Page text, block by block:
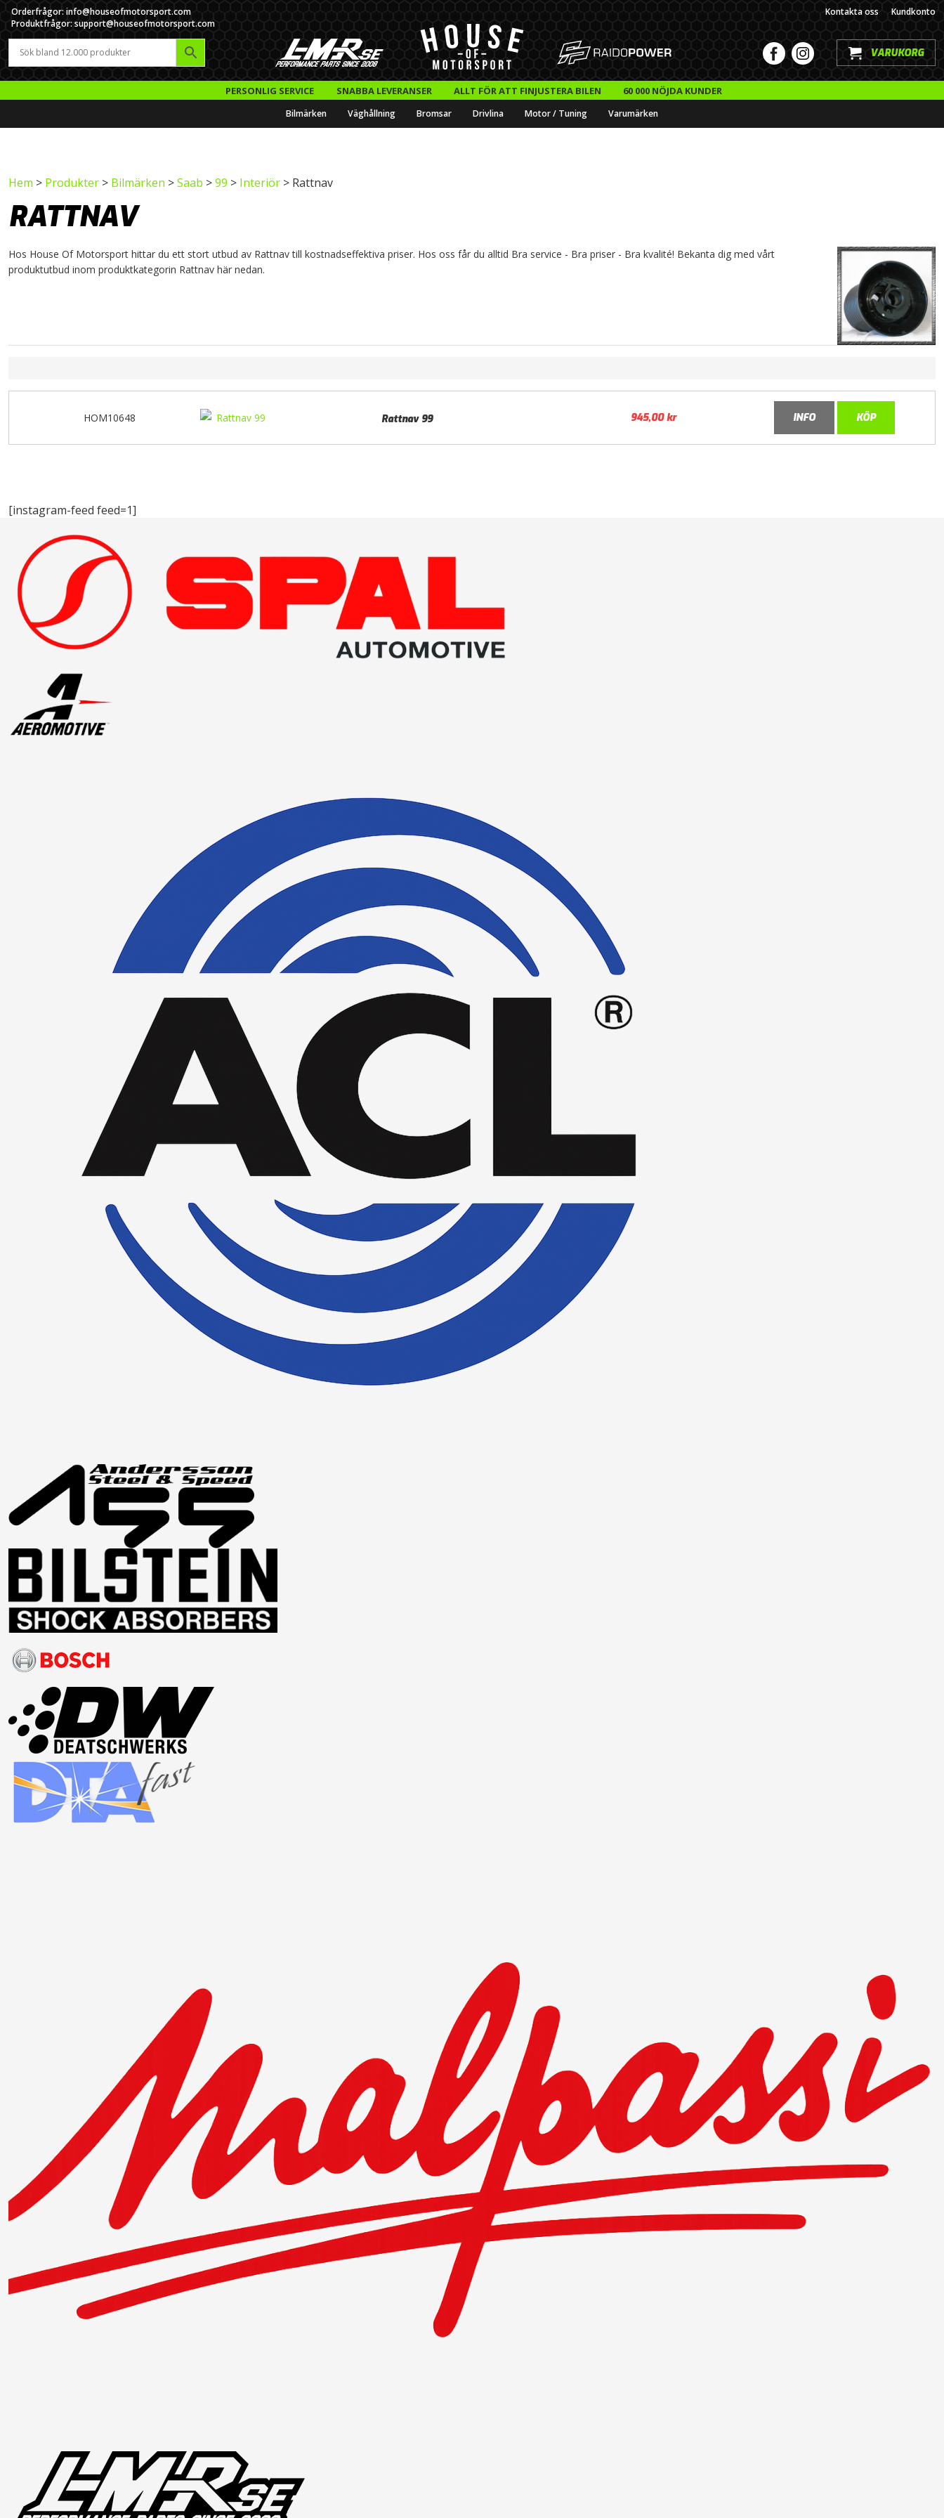
Orderfrågor: info@houseofmotorsport.com
Produktfrågor: support@houseofmotorsport.com
Kontakta oss Kundkonto
VARUKORG
PERSONLIG SERVICE SNABBA LEVERANSER ALLT FÖR ATT FINJUSTERA BILEN 60 000 NÖJDA KUNDER
Bilmärken Väghållning Bromsar Drivlina Motor / Tuning Varumärken
Hem > Produkter > Bilmärken >Saab >99 > Interiör > Rattnav
RATTNAV
Hos House Of Motorsport hittar du ett stort utbud av Rattnav till kostnadseffektiva priser. Hos oss får du alltid Bra service - Bra priser - Bra kvalité! Bekanta dig med vårt
produktutbud inom produktkategorin Rattnav här nedan.
HOM10648 Rattnav 99 945,00kr INFO KÖP
[instagram-feed feed=1]